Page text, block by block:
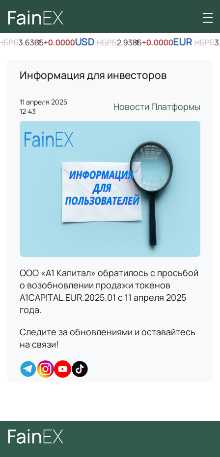
3.6365
↑+0.0000USDНБРБ2.9386
↑+0.0000EURНБРБ
Информация для инвесторов
11 апреля 2025
12:43
Новости Платформы
ООО «А1 Капитал» обратилось с просьбой
о возобновлении продажи токенов
A1CAPITAL.EUR.2025.01 с 11 апреля 2025
года.
Следите за обновлениями и оставайтесь
на связи!
Email